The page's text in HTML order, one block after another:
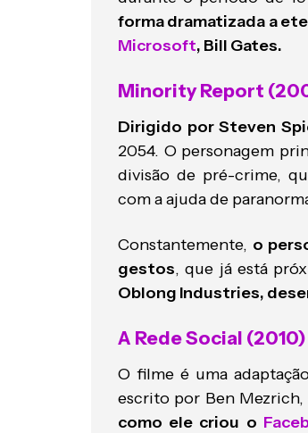
forma dramatizada a
Microsoft, Bill Gates.
Minority Report
Dirigido por Steven
2054. O personagem
divisão de pré-crime,
com a ajuda de
Constantemente, o
gestos, que já está
Oblong Industries,
A Rede Social (2010)
O filme é uma
escrito por Ben Mezrich,
como ele criou o